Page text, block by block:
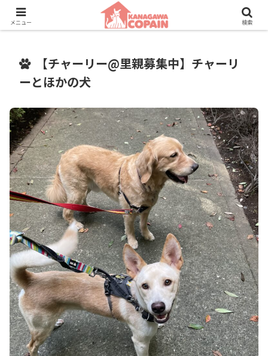
保護動物たちに、新しい家族との素敵な出会いを。
【チャーリー@里親募集中】チャーリ
ーとほかの犬
メニュー 検索